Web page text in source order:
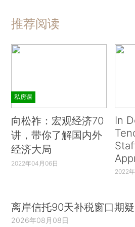
推荐阅读
私房课
向松祚：宏观经济70
讲，带你了解国内外
经济大局
2022年04月06日
In
2022
离岸信托90天补税窗口期
2026年08月08日